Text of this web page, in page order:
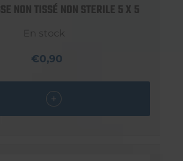
NON TISSÉ NON STERILE 5 X 5
En stock
€0,90